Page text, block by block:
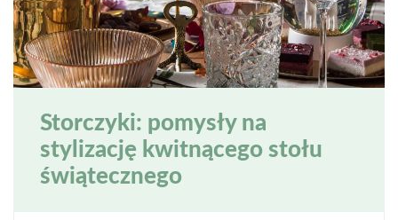
Storczyki: pomysły na
stylizację kwitnącego stołu
świątecznego